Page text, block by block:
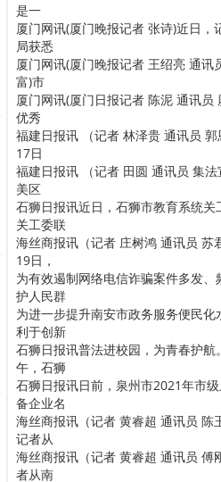
是一
厦门网讯(厦门晚报记者 张诗)近日，
局获悉
厦门网讯(厦门晚报记者 王绍亮 通讯
富)市
厦门网讯(厦门日报记者 陈泥 通讯员
优秀
福建日报讯 （记者 林泽贵 通讯员
17日
福建日报讯 （记者 田圆 通讯员 集
美区
石狮日报讯近日，石狮市教育系统关
关工委联
海丝商报讯（记者 庄树鸿 通讯员 苏
19日，
为有效遏制网络电信诈骗案件多发、
护人民群
为进一步提升南安市政务服务便民化
利于创新
石狮日报讯普法进校园，为青春护航
午，石狮
石狮日报讯日前，泉州市2021年市
备企业名
海丝商报讯（记者 黄睿超 通讯员 陈
记者从
海丝商报讯（记者 黄睿超 通讯员 傅
者从南